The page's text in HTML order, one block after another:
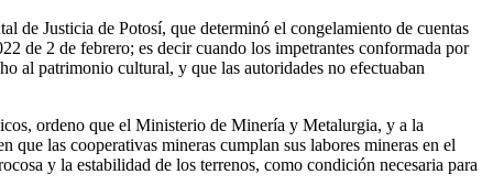
de Justicia de Potosí, que determinó el congelamiento de cuentas
2 de febrero; es decir cuando los impetrantes conformada por
al patrimonio cultural, y que las autoridades no efectuaban
ordeno que el Ministerio de Minería y Metalurgia, y a la
las cooperativas mineras cumplan sus labores mineras en el
y la estabilidad de los terrenos, como condición necesaria para